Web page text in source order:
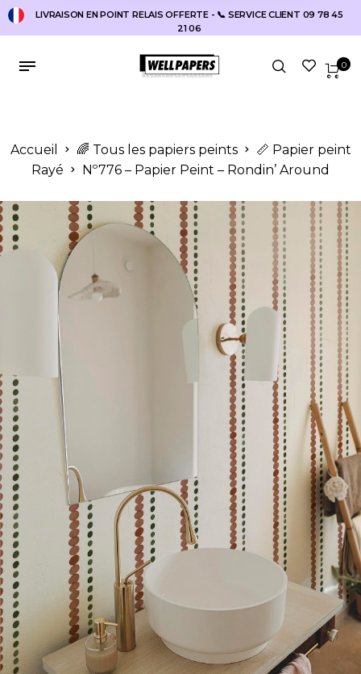
LIVRAISON EN POINT RELAIS OFFERTE - 📞 SERVICE CLIENT 09 78 45
21 06
0
Accueil 🌈 Tous les papiers peints
📏 Papier peint
Rayé
Nº776 – Papier Peint – Rondin’ Around